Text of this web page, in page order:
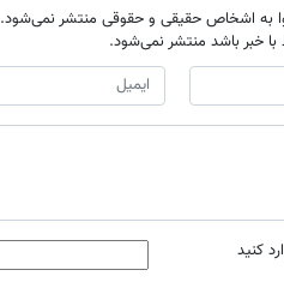
به اشخاص حقیقی و حقوقی منتشر نمی‌شود.
با خبر باشد منتشر نمی‌شود.
کنید